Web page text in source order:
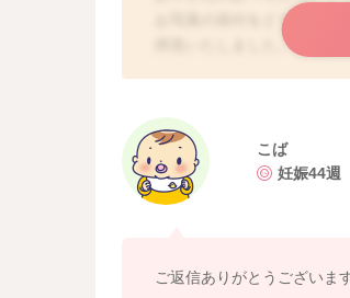
お写真の添付をどうもあり
拝見いたしました。
よかったら参考になさって
どうぞよろしくお願いします
こば
妊娠44週
ご返信ありがとうございます